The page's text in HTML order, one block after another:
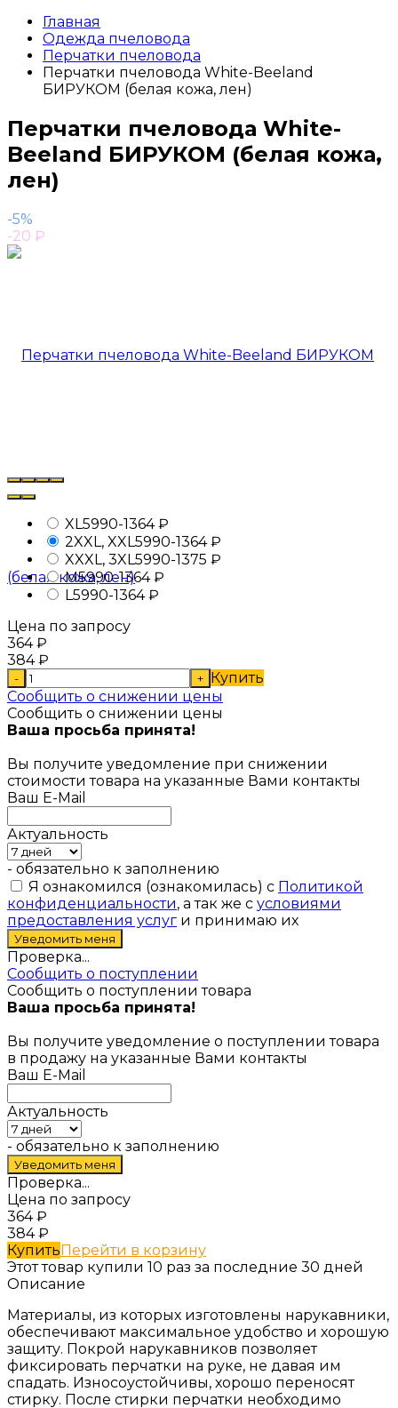
Главная
Одежда пчеловода
Перчатки пчеловода
Перчатки пчеловода White-Beeland
БИРУКОМ (белая кожа, лен)
Перчатки пчеловода White-
Beeland БИРУКОМ (белая кожа,
лен)
-5%
-20 ₽
XL5990-1364₽
2XXL, XXL5990-1364₽
XXXL, 3XL5990-1375 ₽
M5990-1364₽
L5990-1364₽
Цена по запросу
364₽
384₽
- + Купить
Сообщить о снижении цены
Сообщить о снижении цены
Ваша просьба принята!
Вы получите уведомление при снижении
стоимости товара на указанные Вами контакты
Ваш E-Mail
Актуальность
- обязательно к заполнению
Я ознакомился (ознакомилась) с Политикой
конфиденциальности, а так же с условиями
предоставления услуг и принимаю их
Проверка...
Сообщить о поступлении
Сообщить о поступлении товара
Ваша просьба принята!
Вы получите уведомление о поступлении товара
в продажу на указанные Вами контакты
Ваш E-Mail
Актуальность
- обязательно к заполнению
Проверка...
Цена по запросу
364₽
384₽
КупитьПерейти в корзину
Этот товар купили 10 раз за последние 30 дней
Описание
Материалы, из которых изготовлены нарукавники,
обеспечивают максимальное удобство и хорошую
защиту. Покрой нарукавников позволяет
фиксировать перчатки на руке, не давая им
спадать. Износоустойчивы, хорошо переносят
стирку. После стирки перчатки необходимо